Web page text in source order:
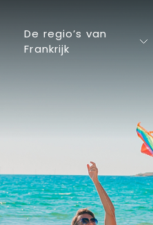
De regio’s van
Frankrijk